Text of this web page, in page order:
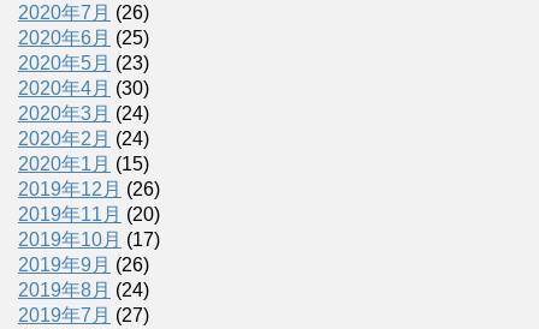
2020年7月 (26)
2020年6月 (25)
2020年5月 (23)
2020年4月 (30)
2020年3月 (24)
2020年2月 (24)
2020年1月 (15)
2019年12月 (26)
2019年11月 (20)
2019年10月 (17)
2019年9月 (26)
2019年8月 (24)
2019年7月 (27)